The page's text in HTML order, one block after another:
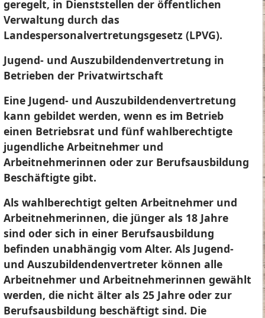
geregelt, in Dienststellen der öffentlichen
Verwaltung durch das
Landespersonalvertretungsgesetz (LPVG).
Jugend- und Auszubildendenvertretung in
Betrieben der Privatwirtschaft
Eine Jugend- und Auszubildendenvertretung
kann gebildet werden, wenn es im Betrieb
einen Betriebsrat und fünf wahlberechtigte
jugendliche Arbeitnehmer und
Arbeitnehmerinnen oder zur Berufsausbildung
Beschäftigte gibt.
Als wahlberechtigt gelten Arbeitnehmer und
Arbeitnehmerinnen, die jünger als 18 Jahre
sind oder sich in einer Berufsausbildung
befinden unabhängig vom Alter.Als Jugend-
und Auszubildendenvertreter können alle
Arbeitnehmer und Arbeitnehmerinnen gewählt
werden, die nicht älter als 25 Jahre oder zur
Berufsausbildung beschäftigt sind. Die